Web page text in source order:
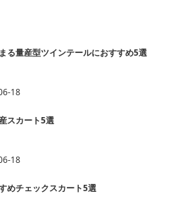
る量産型ツインテールにおすすめ5選
18
スカート5選
18
めチェックスカート5選